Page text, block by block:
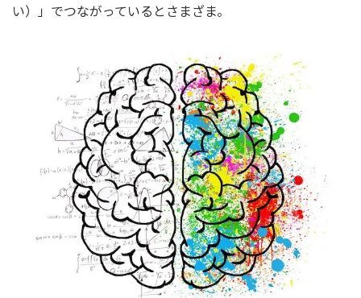
い）」でつながっているとさまざま。